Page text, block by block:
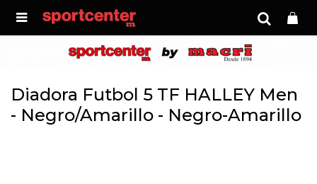

Diadora Futbol 5 TF HALLEY Men
- Negro/Amarillo - Negro-Amarillo